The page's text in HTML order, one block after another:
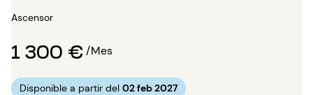
Ascensor
1 300 €/Mes
Disponible a partir del 02 feb 2027